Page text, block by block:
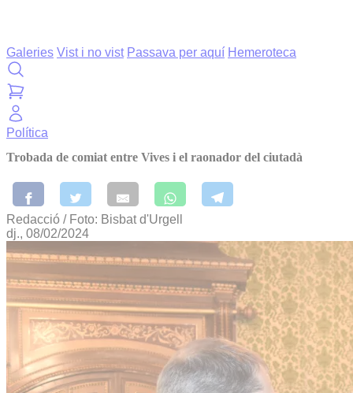
Galeries Vist i no vist Passava per aquí Hemeroteca
Política
Trobada de comiat entre Vives i el raonador del ciutadà
Redacció / Foto: Bisbat d'Urgell
dj., 08/02/2024